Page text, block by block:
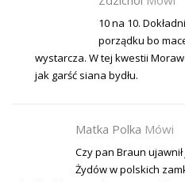
10 na 10.
porządku bo
wystarcza. W tej kwestii
jak garść siana bydłu.
Matka Polka Mówi
Czy pan Braun
Żydów w polskich